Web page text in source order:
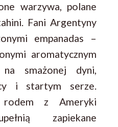
warzywa, polane
Fani Argentyny
empanadas –
aromatycznym
smażonej dyni,
i startym serze.
rodem z Ameryki
zapiekane